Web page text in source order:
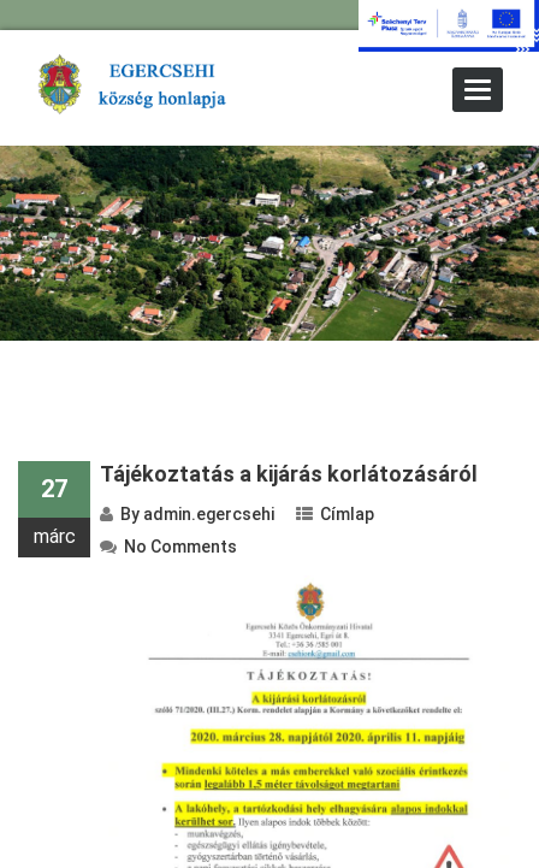
Toggle
27
márc
Tájékoztatás a kijárás korlátozásáról
By admin.egercsehi
Címlap
No Comments